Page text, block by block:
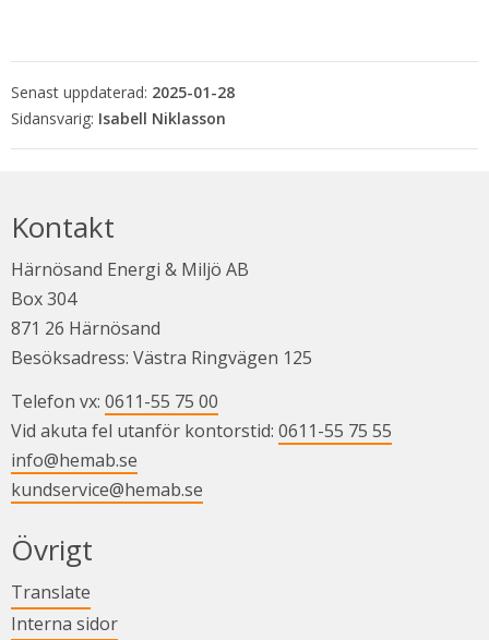
Senast uppdaterad: 2025-01-28
Isabell Niklasson
Kontakt
Härnösand Energi & Miljö AB
Box 304
871 26 Härnösand
Besöksadress: Västra Ringvägen 125
Telefon vx: 0611-55 75 00
Vid akuta fel utanför kontorstid: 0611-55 75 55
info@hemab.se
kundservice@hemab.se
Övrigt
Translate
Interna sidorLänk till annan webbplats.